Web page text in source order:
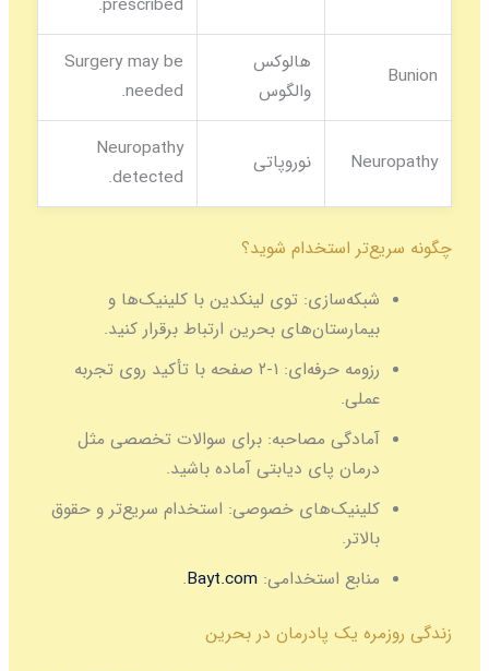
prescribed.
Bunion
هالوکس
والگوس
Surgery may be
needed.
Neuropathy نوروپاتی
Neuropathy
detected.
چگونه سریع‌تر استخدام شوید؟
شبکه‌سازی: توی لینکدین با کلینیک‌ها و
بیمارستان‌های بحرین ارتباط برقرار کنید.
رزومه حرفه‌ای:
۱-۲ صفحه با تأکید روی تجربه
عملی.
آمادگی مصاحبه: برای سوالات تخصصی مثل
درمان پای دیابتی آماده باشید.
کلینیک‌های خصوصی: استخدام سریع‌تر و حقوق
بالاتر.
منابع استخدامی: Bayt.com
.
زندگی روزمره یک پادرمان در بحرین